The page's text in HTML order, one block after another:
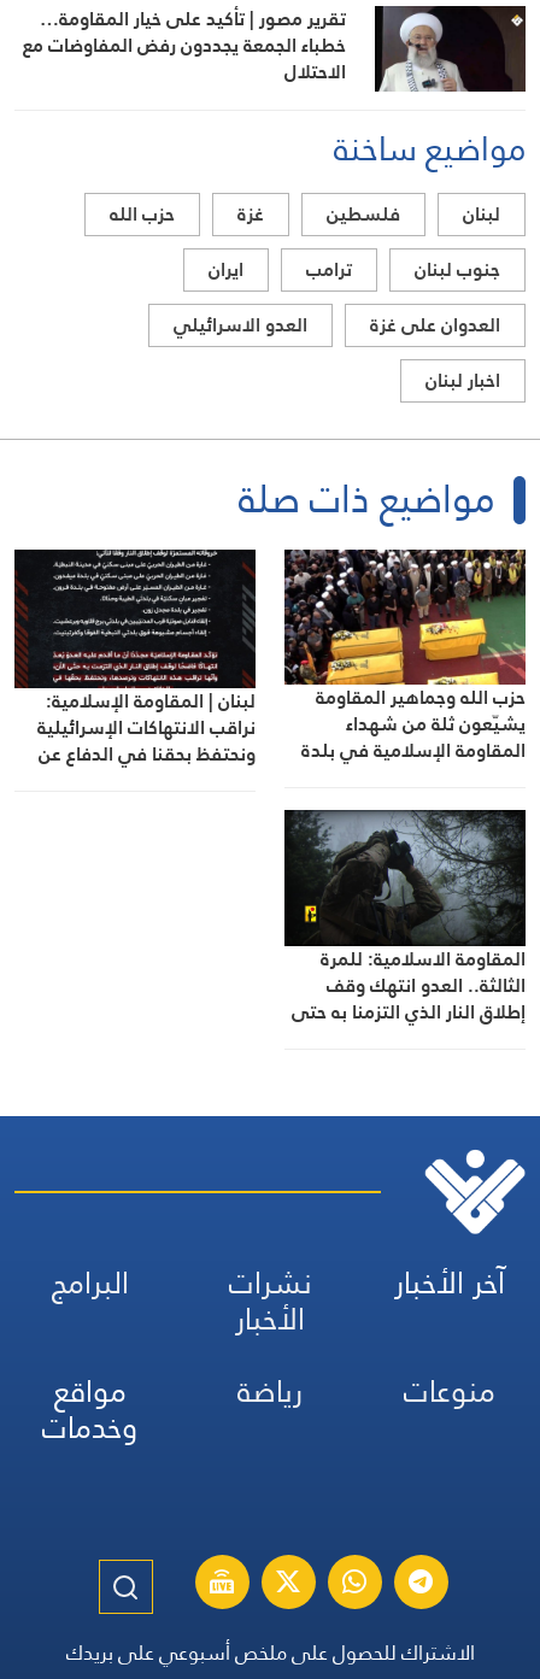
تقرير مصور | تأكيد على خيار المقاومة…
خطباء الجمعة يجددون رفض المفاوضات مع
الاحتلال
مواضيع ساخنة
لبنان فلسطين غزة
حزب الله
جنوب لبنان
ترامب
ايران
العدوان على غزة
العدو الاسرائيلي
اخبار لبنان
مواضيع ذات صلة
حزب الله وجماهير المقاومة
يشيّعون ثلة من شهداء
المقاومة الإسلامية في بلدة
لبنان | المقاومة الإسلامية:
نراقب الانتهاكات الإسرائيلية
ونحتفظ بحقنا في الدفاع عن
المقاومة الاسلامية: للمرة
الثالثة.. العدو انتهك وقف
إطلاق النار الذي التزمنا به حتى
آخر الأخبار نشرات
الأخبار
البرامج
منوعات
رياضة مواقع
وخدمات
الاشتراك للحصول على ملخص أسبوعي على بريدك